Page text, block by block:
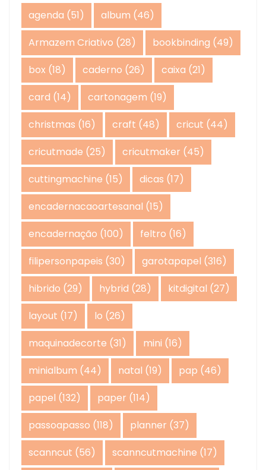
agenda (51) album (46)
Armazem Criativo (28) bookbinding (49)
box (18) caderno (26) caixa (21)
card (14) cartonagem (19)
christmas (16) craft (48) cricut (44)
cricutmade (25) cricutmaker (45)
cuttingmachine (15) dicas (17)
encadernacaoartesanal (15)
encadernação (100) feltro (16)
filipersonpapeis (30) garotapapel (316)
hibrido (29) hybrid (28) kitdigital (27)
layout (17) lo (26)
maquinadecorte (31) mini (16)
minialbum (44) natal (19) pap (46)
papel (132) paper (114)
passoapasso (118) planner (37)
scanncut (56) scanncutmachine (17)